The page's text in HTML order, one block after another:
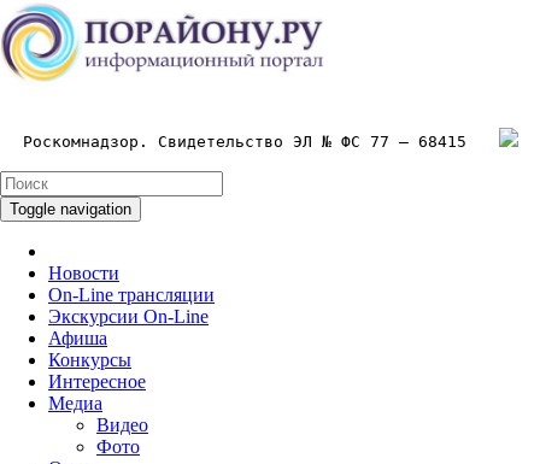
Роскомнадзор. Свидетельство ЭЛ № ФС 77 – 68415
Toggle navigation
Новости
On-Line трансляции
Экскурсии On-Line
Афиша
Конкурсы
Интересное
Медиа
Видео
Фото